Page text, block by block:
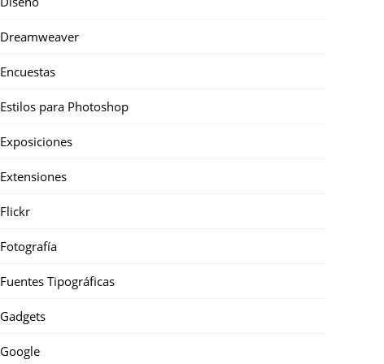
Dreamweaver
Encuestas
Estilos para Photoshop
Exposiciones
Extensiones
Flickr
Fotografía
Fuentes Tipográficas
Gadgets
Google